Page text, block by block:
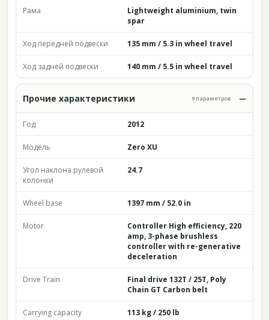
Рама
Lightweight aluminium, twin
spar
Ход передней подвески 135 mm / 5.3 in wheel travel
Ход задней подвески 140 mm / 5.5 in wheel travel
Прочие характеристики 9 параметров
Год 2012
Модель Zero XU
Угол наклона рулевой
колонки
24.7
Wheel base 1397 mm / 52.0 in
Motor
Controller High efficiency, 220
amp, 3-phase brushless
controller with re-generative
deceleration
Drive Train
Final drive 132T / 25T, Poly
Chain GT Carbon belt
Carrying capacity 113 kg / 250 lb